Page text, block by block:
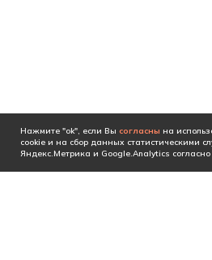
Нажмите "ok", если Вы согласны на
cookie и на сбор данных статистическими
Яндекс.Метрика и Google.Analytics согласно